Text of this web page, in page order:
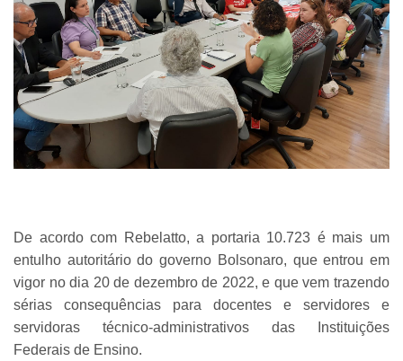
De acordo com Rebelatto, a portaria 10.723 é mais um
entulho autoritário do governo Bolsonaro, que entrou em
vigor no dia 20 de dezembro de 2022, e que vem trazendo
sérias consequências para docentes e servidores e
servidoras técnico-administrativos das Instituições
Federais de Ensino.